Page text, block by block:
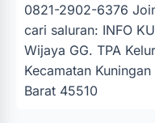
0821-2902-6376
cari saluran: INFO
Wijaya GG. TPA
Kecamatan
Barat 45510